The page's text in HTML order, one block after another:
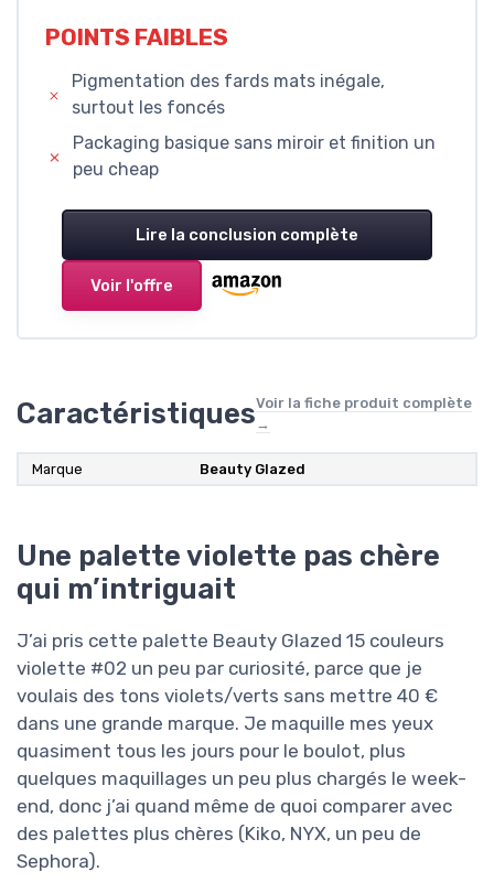
POINTS FAIBLES
Pigmentation des fards mats inégale,
surtout les foncés
Packaging basique sans miroir et finition un
peu cheap
Lire la conclusion complète
Voir l'offre
CaractéristiquesVoir la fiche produit complète
→
Marque Beauty Glazed
Une palette violette pas chère
qui m’intriguait
J’ai pris cette palette Beauty Glazed 15 couleurs
violette #02 un peu par curiosité, parce que je
voulais des tons violets/verts sans mettre 40 €
dans une grande marque. Je maquille mes yeux
quasiment tous les jours pour le boulot, plus
quelques maquillages un peu plus chargés le week-
end, donc j’ai quand même de quoi comparer avec
des palettes plus chères (Kiko, NYX, un peu de
Sephora).